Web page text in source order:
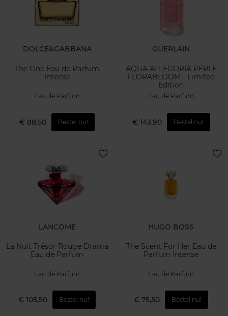
DOLCE&GABBANA
The One Eau de Parfum
Intense
Eau de Parfum
€ 88,50 Bestel nu!
GUERLAIN
AQUA ALLEGORIA PERLE
FLORABLOOM - Limited
Edition
Eau de Parfum
€ 143,90 Bestel nu!
LANCOME
La Nuit Trésor Rouge Drama
Eau de Parfum
Eau de Parfum
€ 105,50 Bestel nu!
HUGO BOSS
The Scent For Her Eau de
Parfum Intense
Eau de Parfum
€ 75,50 Bestel nu!